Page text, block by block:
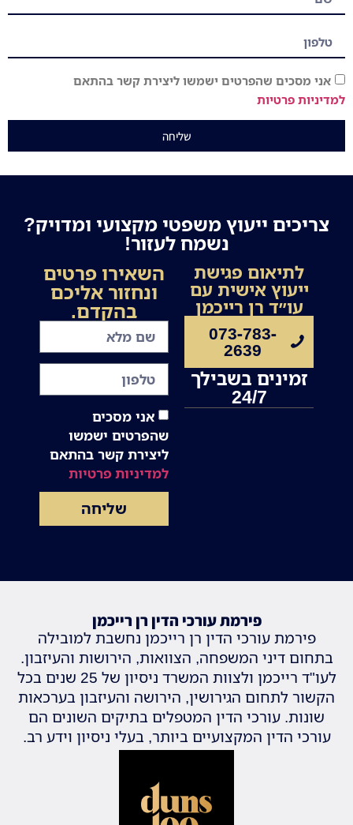
אני מסכים שהפרטים ישמשו ליצירת קשר בהתאם
למדיניות פרטיות
שליחה
צריכים ייעוץ משפטי מקצועי ומדויק?
נשמח לעזור!
לתיאום פגישת
ייעוץ אישית עם
עו״ד רן רייכמן
073-783-
2639
זמינים בשבילך
24/7
השאירו פרטים
ונחזור אליכם
בהקדם.
אני מסכים
שהפרטים ישמשו
ליצירת קשר בהתאם
למדיניות פרטיות
שליחה
פירמת עורכי הדין רן רייכמן
פירמת עורכי הדין רן רייכמן נחשבת למובילה
בתחום דיני המשפחה, הצוואות, הירושות והעיזבון.
לעו"ד רייכמן ולצוות המשרד ניסיון של 25 שנים בכל
הקשור לתחום הגירושין, הירושה והעיזבון בערכאות
שונות. עורכי הדין המטפלים בתיקים השונים הם
עורכי הדין המקצועיים ביותר, בעלי ניסיון וידע רב.